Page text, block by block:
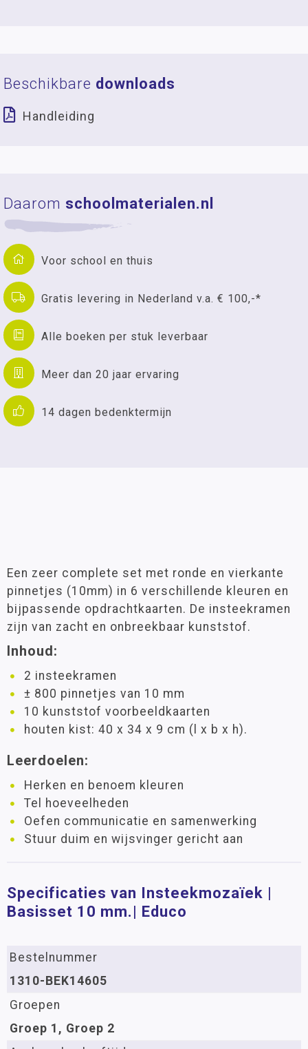
Beschikbare downloads
Handleiding
Daarom schoolmaterialen.nl
Voor school en thuis
Gratis levering in Nederland v.a. € 100,-*
Alle boeken per stuk leverbaar
Meer dan 20 jaar ervaring
14 dagen bedenktermijn
Een zeer complete set met ronde en vierkante
pinnetjes (10mm) in 6 verschillende kleuren en
bijpassende opdrachtkaarten. De insteekramen
zijn van zacht en onbreekbaar kunststof.
Inhoud:
2 insteekramen
± 800 pinnetjes van 10 mm
10 kunststof voorbeeldkaarten
houten kist: 40 x 34 x 9 cm (l x b x h).
Leerdoelen:
Herken en benoem kleuren
Tel hoeveelheden
Oefen communicatie en samenwerking
Stuur duim en wijsvinger gericht aan
Specificaties van Insteekmozaïek |
Basisset 10 mm.| Educo
Bestelnummer
1310-BEK14605
Groepen
Groep 1, Groep 2